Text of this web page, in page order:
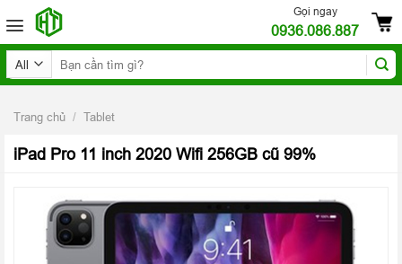
to
content
Gọi ngay
0936.086.887
Tìm
kiếm:
Trang chủ / Tablet
iPad Pro 11 inch 2020 Wifi 256GB cũ 99%